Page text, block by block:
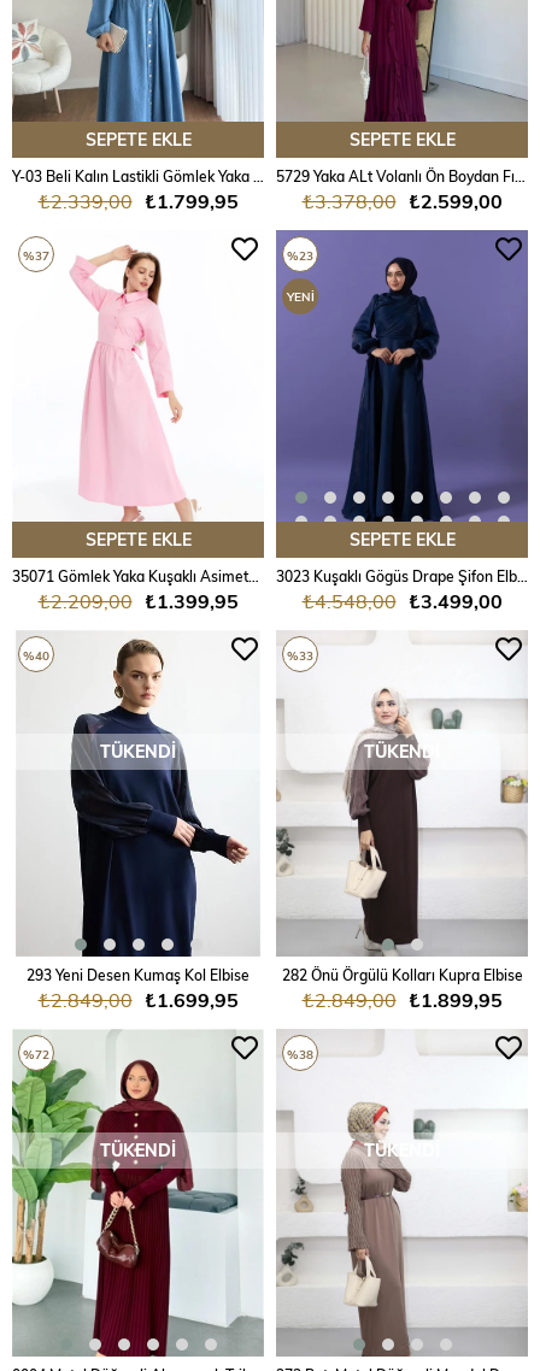
SEPETE EKLE
₺1.799,95
₺2.339,00
SEPETE EKLE
₺2.599,00
₺3.378,00
SEPETE EKLE
35071 Gömlek Yaka Kuşaklı Asimetrik Patlı Viscon Elbise
₺1.399,95
₺2.209,00
%37
SEPETE EKLE
₺3.499,00
₺4.548,00
%23
YENI
TÜKENDI
293 Yeni Desen Kumaş Kol Elbise
₺1.699,95
₺2.849,00
%40
TÜKENDI
282 Önü Örgülü Kolları Kupra Elbise
₺1.899,95
₺2.849,00
%33
TÜKENDI
%72
TÜKENDI
%38